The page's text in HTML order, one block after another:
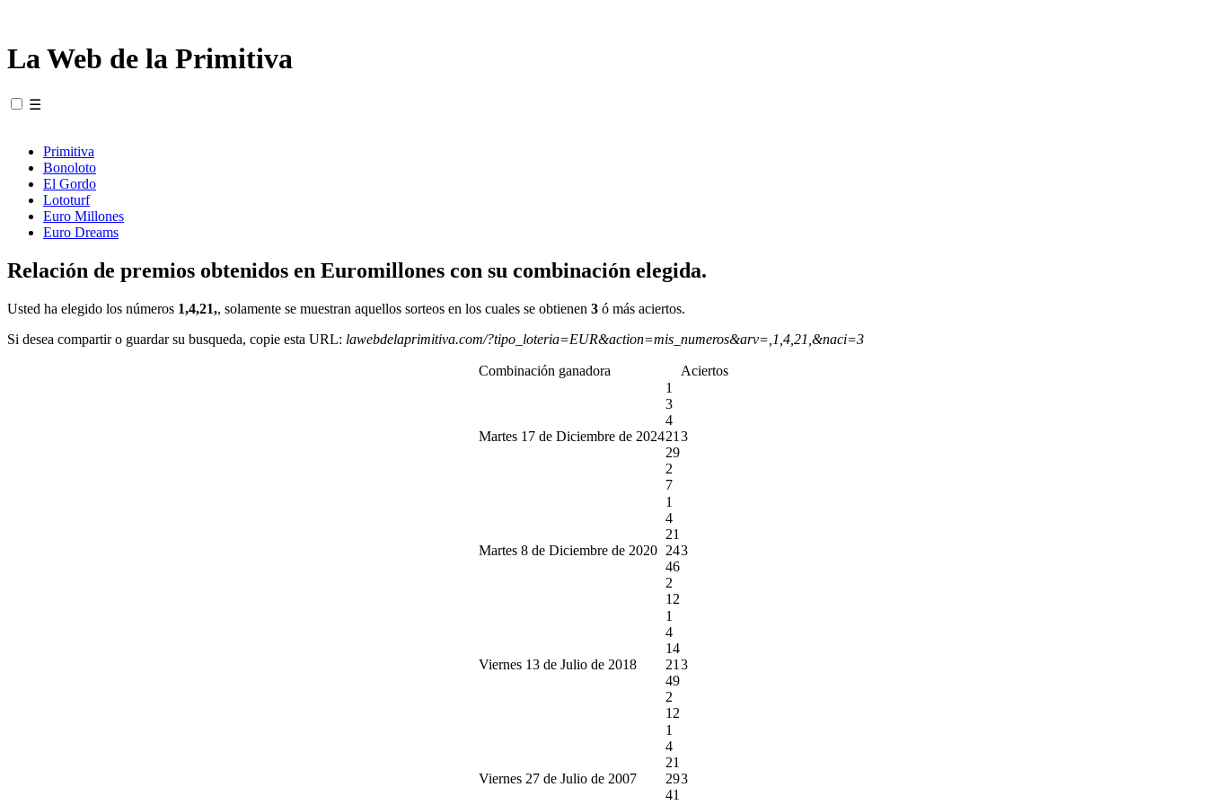
La Web de la Primitiva
☰
Primitiva
Bonoloto
El Gordo
Lototurf
Euro Millones
Euro Dreams
Relación de premios obtenidos en Euromillones con su combinación elegida.
Usted ha elegido los números 1,4,21,, solamente se muestran aquellos sorteos en los cuales se obtienen 3 ó más aciertos.
Si desea compartir o guardar su busqueda, copie esta URL: lawebdelaprimitiva.com/?tipo_loteria=EUR&action=mis_numeros&arv=,1,4,21,&naci=3
Combinación ganadora Aciertos
Martes 17 de Diciembre de 2024
1
3
4
21
29
2
7
3
Martes 8 de Diciembre de 2020
1
4
21
24
46
2
12
3
Viernes 13 de Julio de 2018
1
4
14
21
49
2
12
3
Viernes 27 de Julio de 2007
1
4
21
29
41
3